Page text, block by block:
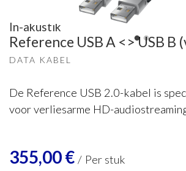
In-akustik
Reference USB A <> USB B
DATA KABEL
De Reference USB 2.0-kabel is
voor verliesarme HD-
355,00€ / Per stuk